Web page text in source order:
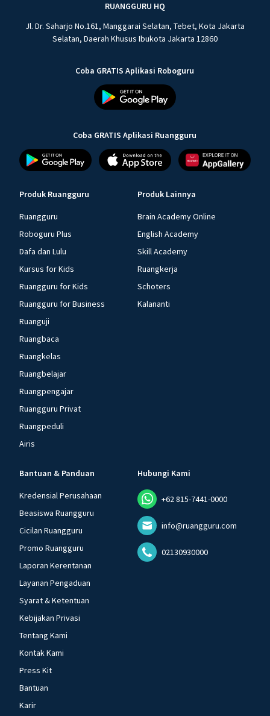
RUANGGURU HQ
Jl. Dr. Saharjo No.161, Manggarai Selatan, Tebet, Kota Jakarta
Selatan, Daerah Khusus Ibukota Jakarta 12860
Coba GRATIS Aplikasi Roboguru
Coba GRATIS Aplikasi Ruangguru
Produk Ruangguru
Ruangguru
Roboguru Plus
Dafa dan Lulu
Kursus for Kids
Ruangguru for Kids
Ruangguru for Business
Ruanguji
Ruangbaca
Ruangkelas
Ruangbelajar
Ruangpengajar
Ruangguru Privat
Ruangpeduli
Airis
Produk Lainnya
Brain Academy Online
English Academy
Skill Academy
Ruangkerja
Schoters
Kalananti
Bantuan & Panduan
Kredensial Perusahaan
Beasiswa Ruangguru
Cicilan Ruangguru
Promo Ruangguru
Laporan Kerentanan
Layanan Pengaduan
Syarat & Ketentuan
Kebijakan Privasi
Tentang Kami
Kontak Kami
Press Kit
Bantuan
Karir
Hubungi Kami
+62 815-7441-0000
info@ruangguru.com
02130930000